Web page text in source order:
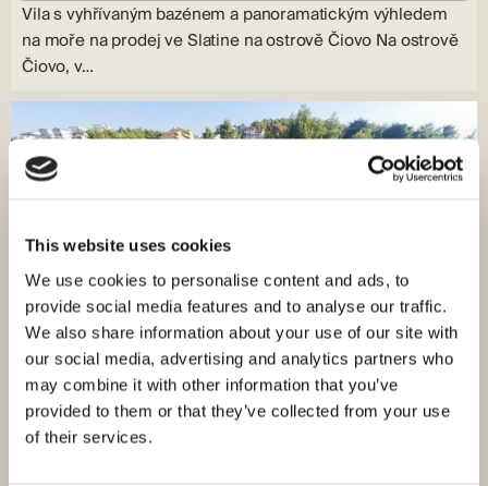
This website uses cookies
We use cookies to personalise content and ads, to
provide social media features and to analyse our traffic.
We also share information about your use of our site with
our social media, advertising and analytics partners who
may combine it with other information that you’ve
provided to them or that they’ve collected from your use
of their services.
Vila s vyhřívaným bazénem a panoramatickým výhledem
na moře na prodej ve Slatine na ostrově Čiovo Na ostrově
Čiovo, v…